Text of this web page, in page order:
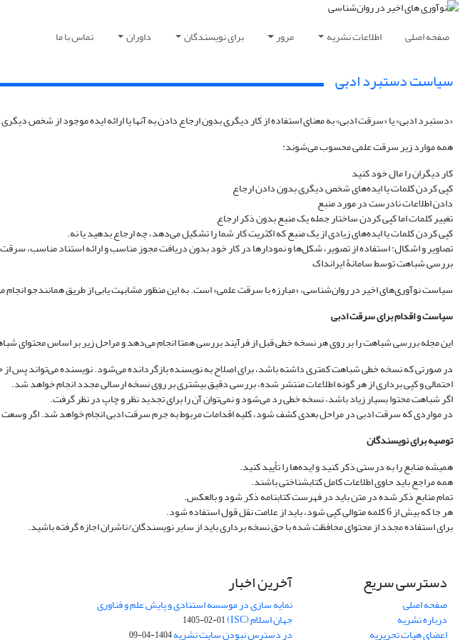
صفحه اصلی اطلاعات نشریه مرور برای نویسندگان داوران تماس با ما
سیاست دستبرد ادبی
«دستبرد ادبی» یا «سرقت ادبی» به معنای استفاده از کار دیگری بدون ارجاع دادن به آنها یا ارائه ایده موجود از شخص
همه موارد زیر سرقت علمی محسوب می‌شوند:
کار دیگران را مال خود کنید
کپی کردن کلمات یا ایده‌های شخص دیگری بدون دادن ارجاع
دادن اطلاعات نادرست در مورد منبع
تغییر کلمات اما کپی کردن ساختار جمله یک منبع بدون ذکر ارجاع
کپی کردن کلمات یا ایده‌های زیادی از یک منبع که اکثریت کار شما را تشکیل می‌دهد، چه ارجاع بدهید یا نه.
تصاویر و اشکال: استفاده از تصویر، شکل‌ها و نمودارها در کار خود بدون دریافت مجوز مناسب و ارائه استناد مناسب،
بررسی شباهت توسط سامانۀ ایرانداک
سیاست نوآوری‌های اخیر در روان‌شناسی، «مبارزه با سرقت علمی» است. به این منظور مشابهت یابی از طریق همانندجو
سیاست و اقدام برای سرقت ادبی
این مجله بررسی شباهت را بر روی هر نسخه خطی قبل از فرآیند بررسی همتا انجام می‌دهد و مراحل زیر بر اساس محتوای
در صورتی که نسخه خطی شباهت کمتری داشته باشد، برای اصلاح به نویسنده بازگردانده می‌شود. نویسنده می‌تواند پس
احتمالی و کپی برداری از هر گونه اطلاعات منتشر شده، بررسی دقیق بیشتری بر روی نسخه ارسالی مجدد انجام خواهد شد.
اگر شباهت محتوا بسیار زیاد باشد، نسخه خطی رد می‌شود و نمی‌توان آن را برای تجدید نظر و چاپ در نظر گرفت.
در مواردی که سرقت ادبی در مراحل بعدی کشف شود، کلیه اقدامات مربوط به جرم سرقت ادبی انجام خواهد شد. اگر
توصیه برای نویسندگان
همیشه منابع را به درستی ذکر کنید و ایده‌ها را تأیید کنید.
همه مراجع باید حاوی اطلاعات کامل کتابشناختی باشند.
تمام منابع ذکر شده در متن باید در فهرست کتابنامه ذکر شود و بالعکس.
هر جا که بیش از 6 کلمه متوالی کپی شود، باید از علامت نقل قول استفاده شود.
برای استفاده مجدد از محتوای محافظت شده با حق نسخه برداری باید از سایر نویسندگان/ناشران اجازه گرفته باشید.
دسترسی سریع
صفحه اصلی
درباره نشریه
اعضای هیات تحریریه
آخرین اخبار
نمایه سازی در موسسه استنادی و پایش علم و فناوری
جهان اسلام (ISC) 1405-02-01
در دسترس نبودن سایت نشریه1404-04-09